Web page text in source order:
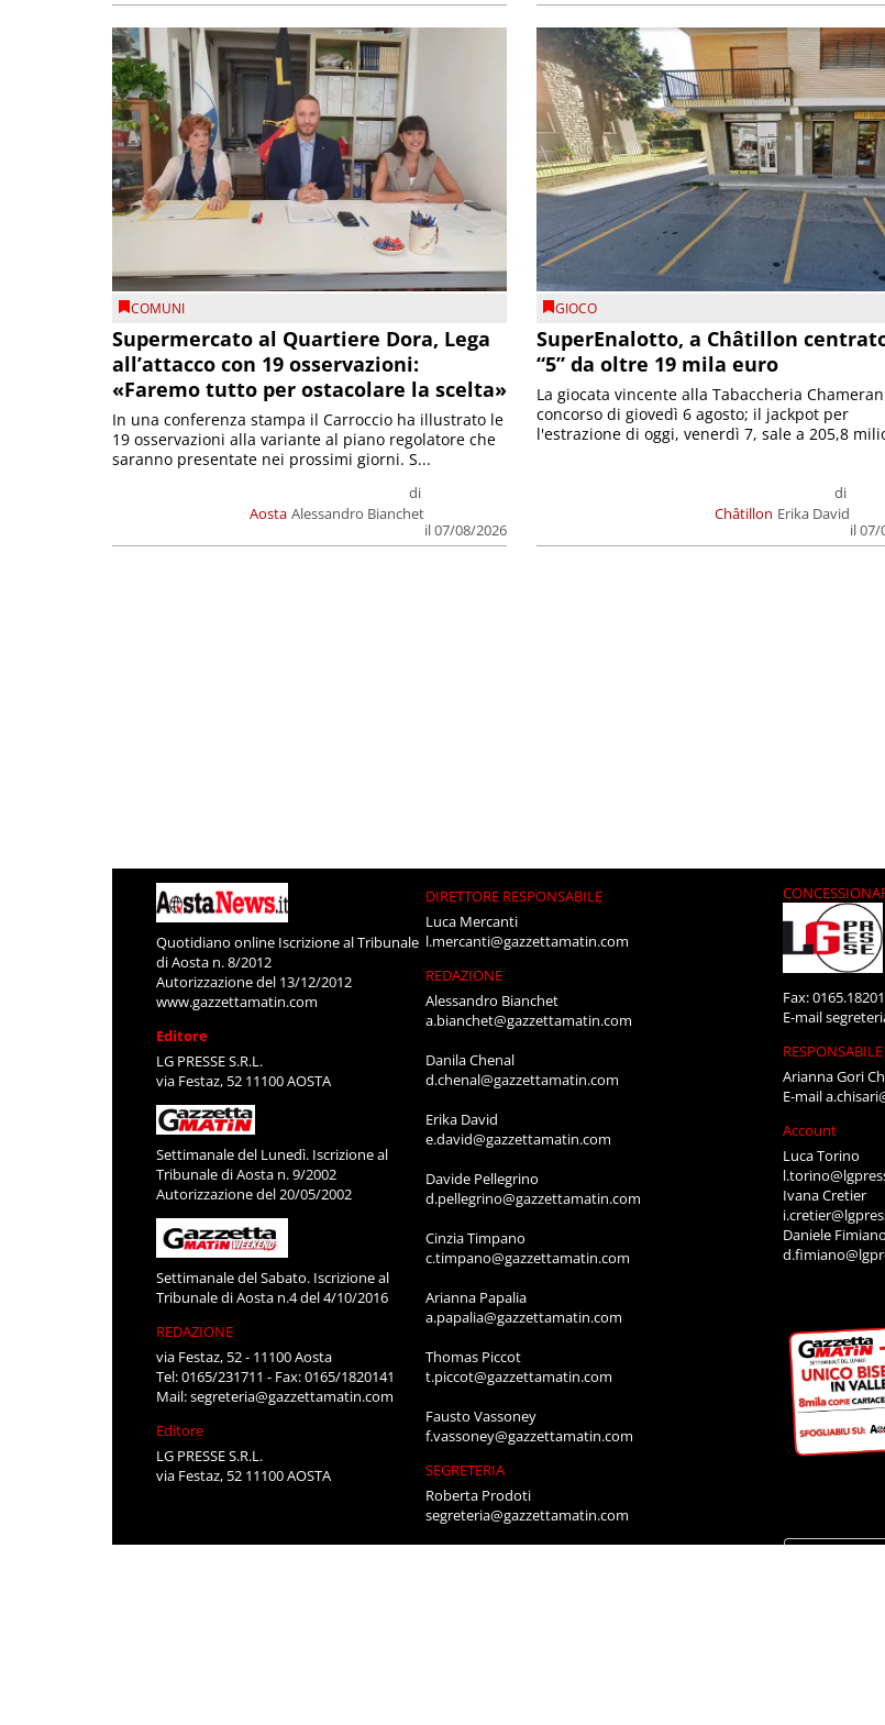
COMUNI
Supermercato al Quartiere Dora, Lega
all’attacco con 19 osservazioni:
«Faremo tutto per ostacolare la scelta»
Aosta
di
Alessandro Bianchet
il 07/08/2026
In una conferenza stampa il Carroccio ha illustrato le
19 osservazioni alla variante al piano regolatore che
saranno presentate nei prossimi giorni. S...
GIOCO
SuperEnalotto, a Châtillon
“5” da oltre 19 mila euro
Châtillon
di
Erika David
il 07/
La giocata vincente alla Tabaccheria
concorso di giovedì 6 agosto; il jackpot per
l'estrazione di oggi, venerdì 7, sale a 205,8
Quotidiano online Iscrizione al Tribunale
di Aosta n. 8/2012
Autorizzazione del 13/12/2012
www.gazzettamatin.com
Editore
LG PRESSE S.R.L.
via Festaz, 52 11100 AOSTA
Settimanale del Lunedì. Iscrizione al
Tribunale di Aosta n. 9/2002
Autorizzazione del 20/05/2002
Settimanale del Sabato. Iscrizione al
Tribunale di Aosta n.4 del 4/10/2016
REDAZIONE
via Festaz, 52 - 11100 Aosta
Tel: 0165/231711 - Fax: 0165/1820141
Mail:segreteria@gazzettamatin.com
Editore
LG PRESSE S.R.L.
via Festaz, 52 11100 AOSTA
DIRETTORE RESPONSABILE
Luca Mercanti
l.mercanti@gazzettamatin.com
REDAZIONE
Alessandro Bianchet
a.bianchet@gazzettamatin.com
Danila Chenal
d.chenal@gazzettamatin.com
Erika David
e.david@gazzettamatin.com
Davide Pellegrino
d.pellegrino@gazzettamatin.com
Cinzia Timpano
c.timpano@gazzettamatin.com
Arianna Papalia
a.papalia@gazzettamatin.com
Thomas Piccot
t.piccot@gazzettamatin.com
Fausto Vassoney
f.vassoney@gazzettamatin.com
SEGRETERIA
Roberta Prodoti
segreteria@gazzettamatin.com
Fax:
E-mail
Arianna Gori
E-mail
Account
Luca Torino
Ivana Cretier
Daniele Fimiano